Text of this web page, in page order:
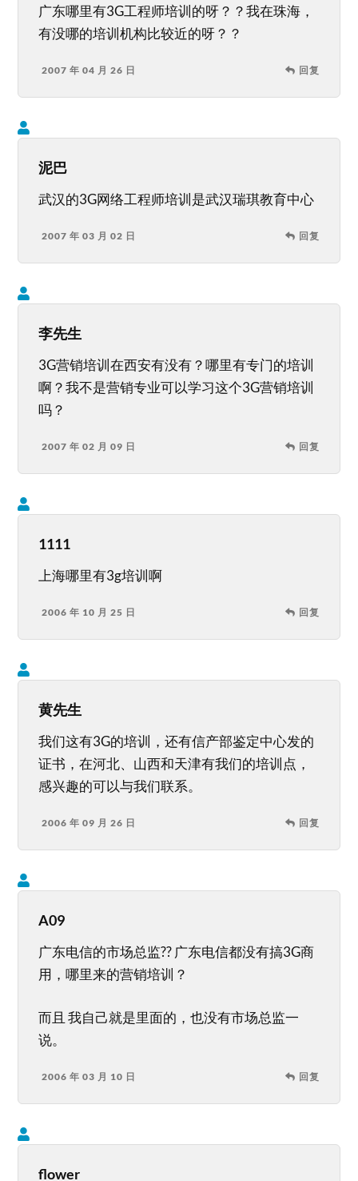
广东哪里有3G工程师培训的呀？？我在珠海，
有没哪的培训机构比较近的呀？？
2007 年 04 月 26 日 回复
泥巴
武汉的3G网络工程师培训是武汉瑞琪教育中心
2007 年 03 月 02 日 回复
李先生
3G营销培训在西安有没有？哪里有专门的培训
啊？我不是营销专业可以学习这个3G营销培训
吗？
2007 年 02 月 09 日 回复
1111
上海哪里有3g培训啊
2006 年 10 月 25 日 回复
黄先生
我们这有3G的培训，还有信产部鉴定中心发的
证书，在河北、山西和天津有我们的培训点，
感兴趣的可以与我们联系。
2006 年 09 月 26 日 回复
A09
广东电信的市场总监?? 广东电信都没有搞3G商
用，哪里来的营销培训？
而且 我自己就是里面的，也没有市场总监一
说。
2006 年 03 月 10 日 回复
flower